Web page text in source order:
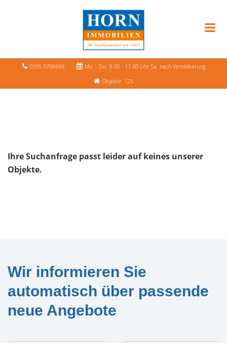
0395 5706669
Mo. - Do. 9.00 - 17.00 Uhr Sa. nach Vereinbarung
Objekte: 125
Ihre Suchanfrage passt leider auf keines unserer
Objekte.
Wir informieren Sie
automatisch über passende
neue Angebote